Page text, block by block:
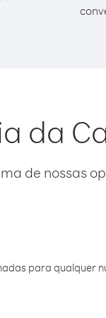
da
de nossas
para qualquer